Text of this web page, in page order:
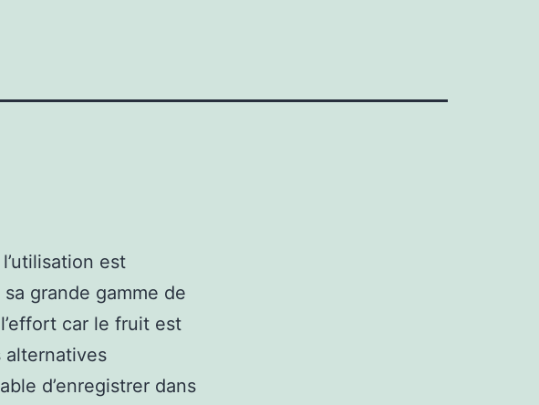
est
grande gamme de
car le fruit est
alternatives
d’enregistrer dans